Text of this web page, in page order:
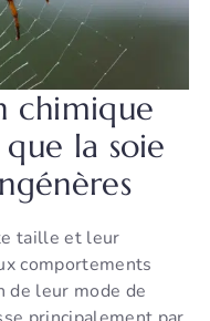
chimique
la soie
taille et leur
comportements
de leur mode de